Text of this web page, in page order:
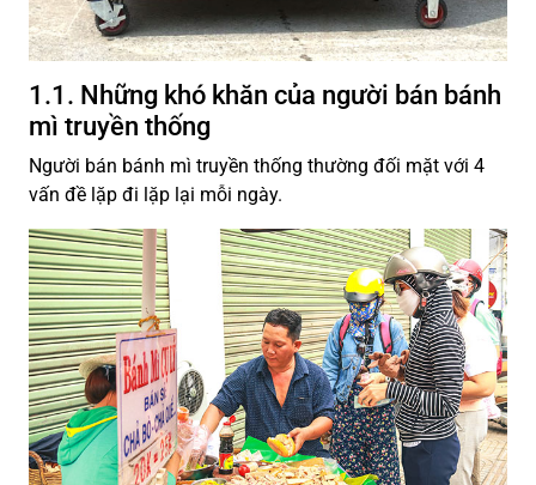
1.1. Những khó khăn của người bán bánh
mì truyền thống
Người bán bánh mì truyền thống thường đối mặt với 4
vấn đề lặp đi lặp lại mỗi ngày.